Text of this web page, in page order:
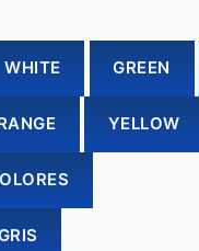
WHITE GREEN
YELLOW